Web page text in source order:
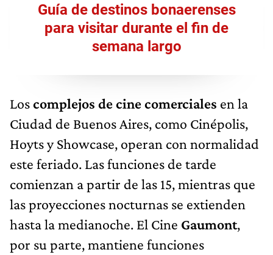
Guía de destinos bonaerenses
para visitar durante el fin de
semana largo
Loscomplejos de cine comerciales en la
Ciudad de Buenos Aires, como Cinépolis,
Hoyts y Showcase, operan con normalidad
este feriado. Las funciones de tarde
comienzan a partir de las 15, mientras que
las proyecciones nocturnas se extienden
hasta la medianoche. El Cine Gaumont,
por su parte, mantiene funciones